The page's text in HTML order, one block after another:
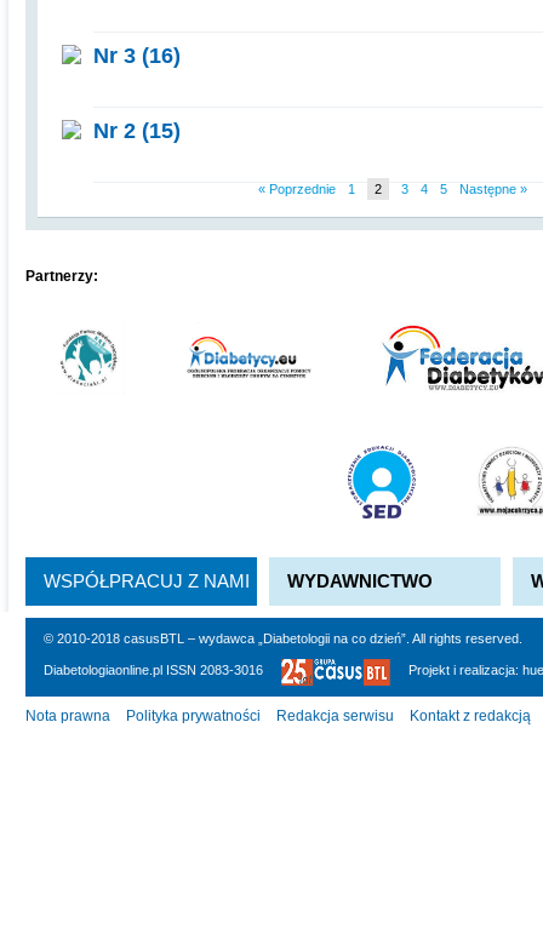
Nr 3 (16)
Nr 2 (15)
« Poprzednie 1 2 3 4 5 Następne »
Partnerzy:
WSPÓŁPRACUJ Z NAMI WYDAWNICTWO
© 2010-2018 casusBTL – wydawca „Diabetologii na co dzień”. All rights reserved.
Diabetologiaonline.pl ISSN 2083-3016 Projekt i realizacja:
Nota prawna Polityka prywatności Redakcja serwisu Kontakt z redakcją